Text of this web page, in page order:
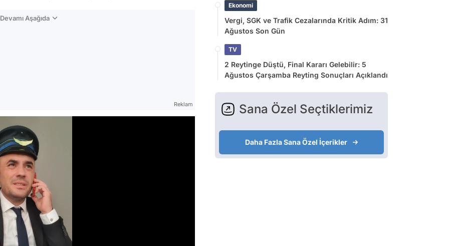
Aşağıda
Reklam
Ekonomi
Vergi, SGK ve Trafik Cezalarında Kritik Adım: 31
Ağustos Son Gün
TV
2 Reytinge Düştü, Final Kararı Gelebilir: 5
Ağustos Çarşamba Reyting Sonuçları Açıklandı
Sana Özel Seçtiklerimiz
Daha Fazla Sana Özel İçerikler